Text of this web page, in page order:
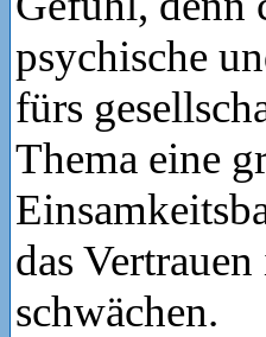
psychische
fürs
Thema eine
das
schwächen.